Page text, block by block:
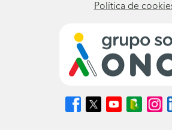
Política de
Síguenos
en
Síguenos
en
Síguenos
en
Síguenos
en
en